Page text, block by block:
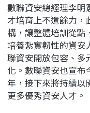
數聯資安總經理李明
才培育上不遺餘力，
構，讓整體培訓從點
培養紮實韌性的資安
聯資安開放包容、多
化。數聯資安也宣布
年，接下來將持續以
更多優秀資安人才。